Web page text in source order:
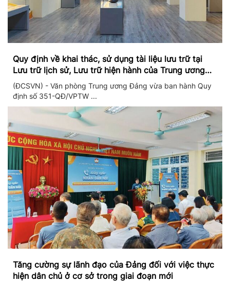
Quy định về khai thác, sử dụng tài liệu lưu trữ tại
Lưu trữ lịch sử, Lưu trữ hiện hành của Trung ương
Đảng và Văn phòng Trung ương Đảng
(ĐCSVN) - Văn phòng Trung ương Đảng vừa ban hành Quy
định số 351-QĐ/VPTW ...
Tăng cường sự lãnh đạo của Đảng đối với việc thực
hiện dân chủ ở cơ sở trong giai đoạn mới